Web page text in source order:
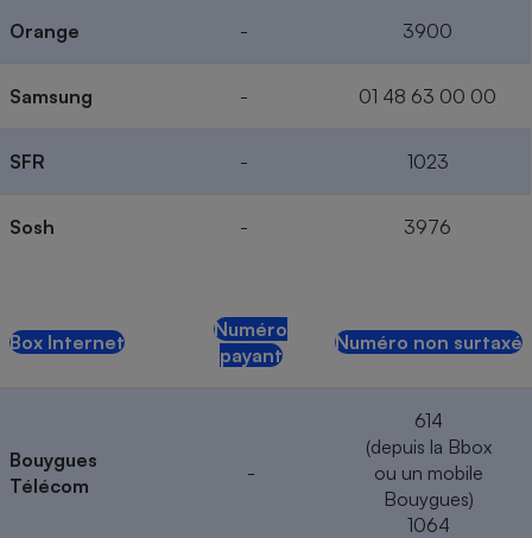
Orange - 3900
Samsung - 01 48 63 00 00
SFR - 1023
Sosh - 3976
Box Internet
Numéro
payant
Numéro non surtaxé
Bouygues
Télécom
-
614
(depuis la Bbox
ou un mobile
Bouygues)
1064